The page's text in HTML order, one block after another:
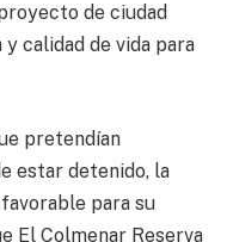
de ciudad
calidad de vida para
pretendían
estar detenido, la
para su
El Colmenar Reserva